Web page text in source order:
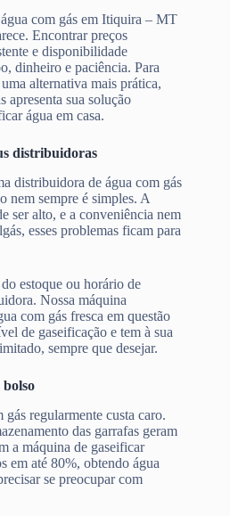
com gás em Itiquira – MT
Encontrar preços
e disponibilidade
dinheiro e paciência. Para
alternativa mais prática,
apresenta sua solução
água em casa.
distribuidoras
distribuidora de água com gás
nem sempre é simples. A
ser alto, e a conveniência nem
esses problemas ficam para
estoque ou horário de
Nossa máquina
com gás fresca em questão
de gaseificação e tem à sua
sempre que desejar.
bolso
regularmente custa caro.
das garrafas geram
a máquina de gaseificar
em até 80%, obtendo água
se preocupar com